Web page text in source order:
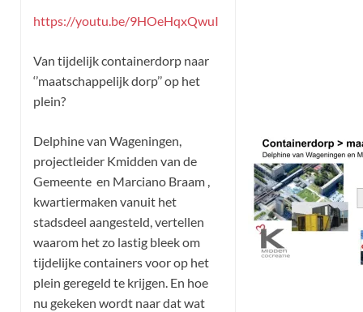
https://youtu.be/9HOeHqxQwuI
Van tijdelijk containerdorp naar
‘’maatschappelijk dorp’’ op het
plein?
Delphine van Wageningen,
projectleider Kmidden van de
Gemeente en Marciano Braam ,
kwartiermaken vanuit het
stadsdeel aangesteld, vertellen
waarom het zo lastig bleek om
tijdelijke containers voor op het
plein geregeld te krijgen. En hoe
nu gekeken wordt naar dat wat